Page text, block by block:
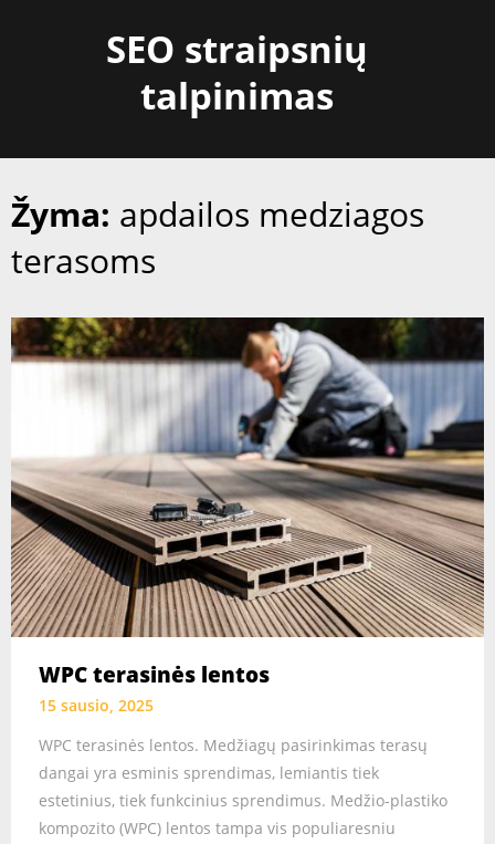
SEO straipsnių
talpinimas
Žyma: apdailos medziagos
terasoms
WPC terasinės lentos
15 sausio, 2025
WPC terasinės lentos. Medžiagų pasirinkimas terasų
dangai yra esminis sprendimas, lemiantis tiek
estetinius, tiek funkcinius sprendimus. Medžio-plastiko
kompozito (WPC) lentos tampa vis populiaresniu